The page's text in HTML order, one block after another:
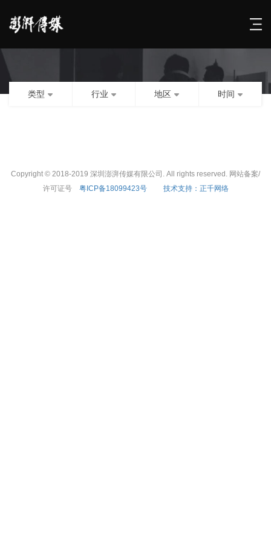
类型 行业 地区 时间
Copyright © 2018-2019 深圳澎湃传媒有限公司. All rights reserved. 网站备案/
许可证号 粤ICP备18099423号 技术支持：正千网络